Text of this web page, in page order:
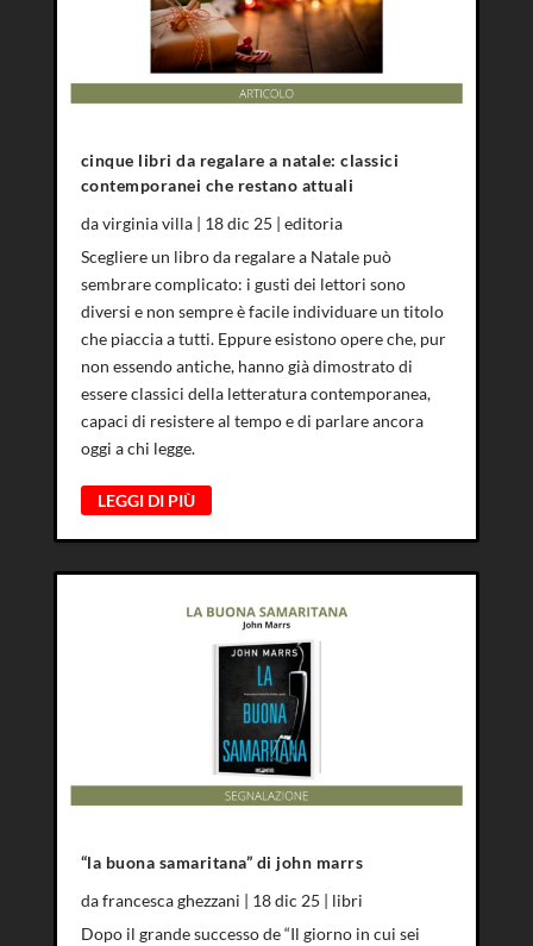
cinque libri da regalare a natale: classici
contemporanei che restano attuali
davirginia villa| 18 dic 25 | editoria
Scegliere un libro da regalare a Natale può
sembrare complicato: i gusti dei lettori sono
diversi e non sempre è facile individuare un titolo
che piaccia a tutti. Eppure esistono opere che, pur
non essendo antiche, hanno già dimostrato di
essere classici della letteratura contemporanea,
capaci di resistere al tempo e di parlare ancora
oggi a chi legge.
LEGGI DI PIÙ
“la buona samaritana” di john marrs
dafrancesca ghezzani | 18 dic 25 | libri
Dopo il grande successo de “Il giorno in cui sei